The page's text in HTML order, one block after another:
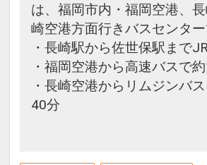
は、福岡市内・福岡空港、
崎空港方面行きバスセンター
・長崎駅から佐世保駅まで
・福岡空港から高速バスで
・長崎空港からリムジンバ
40分